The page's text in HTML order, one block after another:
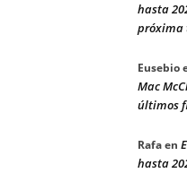
hasta
próxima
Eusebio
Mac
últimos
Rafaen
hasta